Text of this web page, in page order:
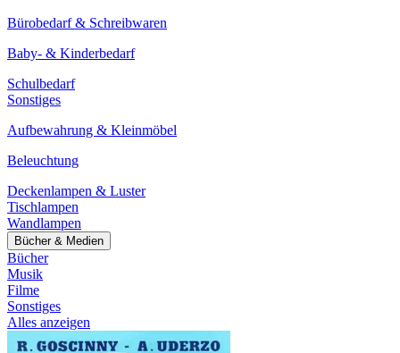
Bürobedarf & Schreibwaren
Baby- & Kinderbedarf
Schulbedarf
Sonstiges
Aufbewahrung & Kleinmöbel
Beleuchtung
Deckenlampen & Luster
Tischlampen
Wandlampen
Bücher & Medien
Bücher
Musik
Filme
Sonstiges
Alles anzeigen